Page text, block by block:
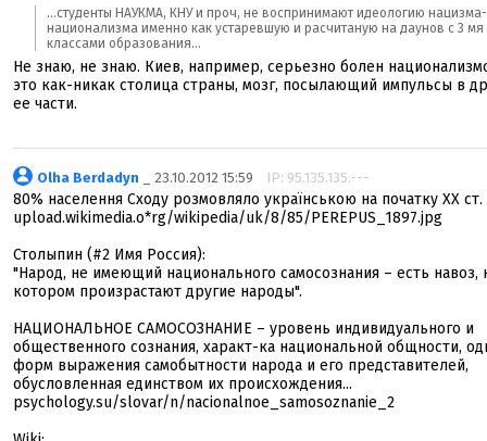
...студенты НАУКМА, КНУ и проч, не воспринимают идеологию нацизма-
национализма именно как устаревшую и расчитаную на даунов с 3 мя
классами образования...
Не знаю, не знаю. Киев, например, серьезно болен
это как-никак столица страны, мозг, посылающий импульсы в
ее части.
Olha Berdadyn _ 23.10.2012 15:59 IP: 95.135.135.---
80% населення Сходу розмовляло українською на початку ХХ ст.
upload.wikimedia.o*rg/wikipedia/uk/8/85/PEREPUS_1897.jpg
Столыпин (#2 Имя Россия):
"Народ, не имеющий национального самосознания – есть навоз,
котором произрастают другие народы".
НАЦИОНАЛЬНОЕ САМОСОЗНАНИЕ – уровень индивидуального и
общественного сознания, характ-ка национальной общности,
форм выражения самобытности народа и его представителей,
обусловленная единством их происхождения...
psychology.su/slovar/n/nacionalnoe_samosoznanie_2